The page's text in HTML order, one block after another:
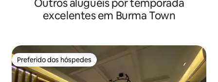
Outros aluguéis por temporada
excelentes em Burma Town
Preferido dos hóspedes
Preferido dos hóspedes